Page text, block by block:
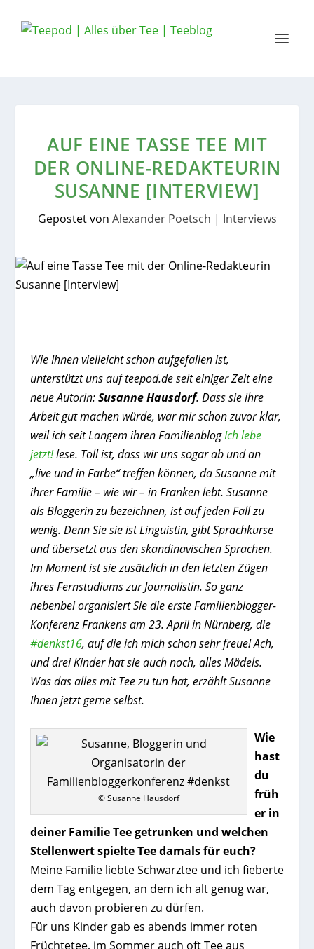
AUF EINE TASSE TEE MIT
DER ONLINE-REDAKTEURIN
SUSANNE [INTERVIEW]
Gepostet von Alexander Poetsch | Interviews
Wie Ihnen vielleicht schon aufgefallen ist,
unterstützt uns auf teepod.de seit einiger Zeit eine
neue Autorin:Susanne Hausdorf. Dass sie ihre
Arbeit gut machen würde, war mir schon zuvor klar,
weil ich seit Langem ihren FamilienblogIch lebe
jetzt!lese. Toll ist, dass wir uns sogar ab und an
„live und in Farbe“ treffen können, da Susanne mit
ihrer Familie – wie wir – in Franken lebt. Susanne
als Bloggerin zu bezeichnen, ist auf jeden Fall zu
wenig. Denn Sie sie ist Linguistin, gibt Sprachkurse
und übersetzt aus den skandinavischen Sprachen.
Im Moment ist sie zusätzlich in den letzten Zügen
ihres Fernstudiums zur Journalistin. So ganz
nebenbei organisiert Sie die erste Familienblogger-
Konferenz Frankens am 23. April in Nürnberg, die
#denkst16, auf die ich mich schon sehr freue! Ach,
und drei Kinder hat sie auch noch, alles Mädels.
Was das alles mit Tee zu tun hat, erzählt Susanne
Ihnen jetzt gerne selbst.
© Susanne Hausdorf
Wie
hast
du
früh
er in
deiner Familie Tee getrunken und welchen
Stellenwert spielte Tee damals für euch?
Meine Familie liebte Schwarztee und ich fieberte
dem Tag entgegen, an dem ich alt genug war,
auch davon probieren zu dürfen.
Für uns Kinder gab es abends immer roten
Früchtetee, im Sommer auch oft Tee aus